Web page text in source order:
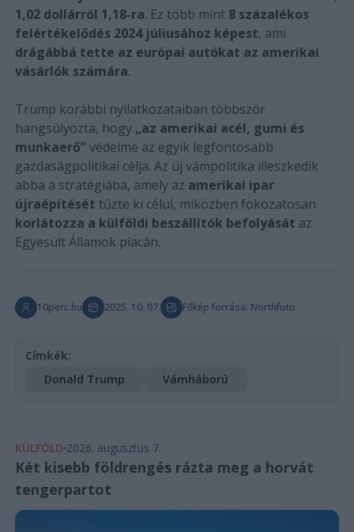
1,02 dollárról 1,18-ra. Ez több mint 8 százalékos
felértékelődés 2024 júliusához képest, ami
drágábbá tette az európai autókat az amerikai
vásárlók számára.
Trump korábbi nyilatkozataiban többször
hangsúlyozta, hogy „az amerikai acél, gumi és
munkaerő”védelme az egyik legfontosabb
gazdaságpolitikai célja. Az új vámpolitika illeszkedik
abba a stratégiába, amely az amerikai ipar
újraépítését tűzte ki célul, miközben fokozatosan
korlátozza a külföldi beszállítók befolyását az
Egyesült Államok piacán.
10perc.hu 2025. 10. 07. Főkép forrása: Northfoto
Címkék:
Donald Trump
Vámháború
KÜLFÖLD 2026. augusztus 7.
Két kisebb földrengés rázta meg a horvát
tengerpartot